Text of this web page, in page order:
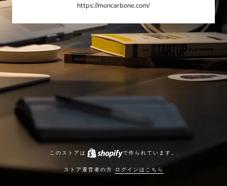
https://moncarbone.com/
このストアは で作られています。
ストア運営者の方 ログインはこちら